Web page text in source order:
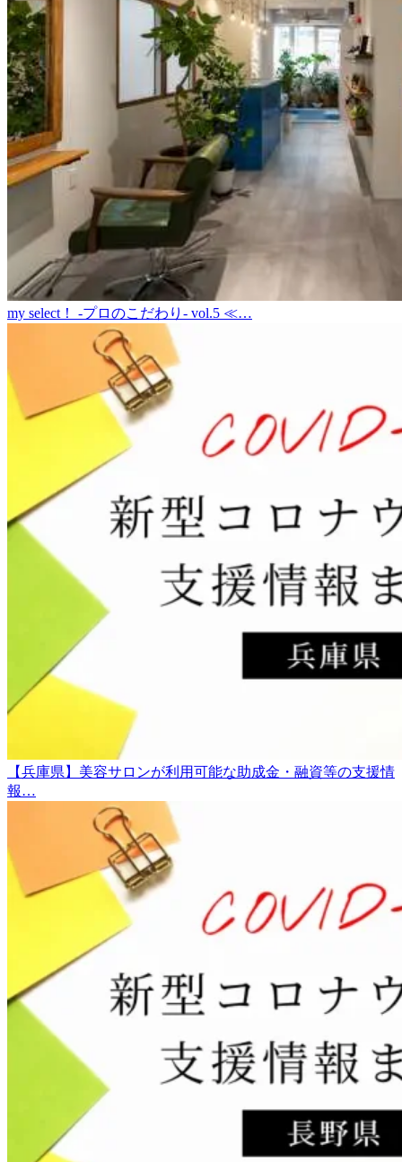
my select！ -プロのこだわり- vol.5 ≪…
【兵庫県】美容サロンが利用可能な助成金・融資等の支援情
報…